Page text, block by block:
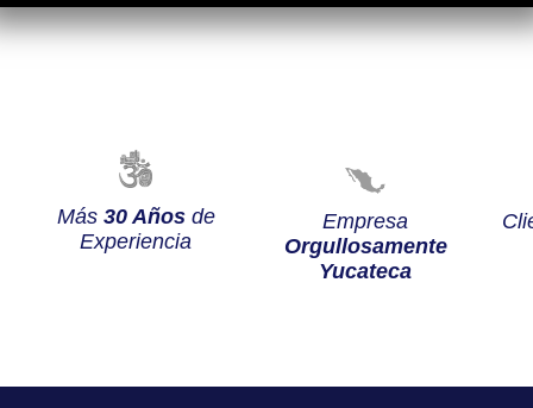
Más 30 Añosde
Experiencia
Empresa
Orgullosamente
Yucateca